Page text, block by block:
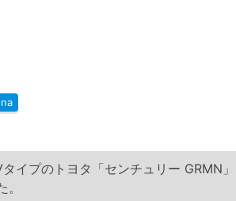
イプのトヨタ「センチュリー GRMN